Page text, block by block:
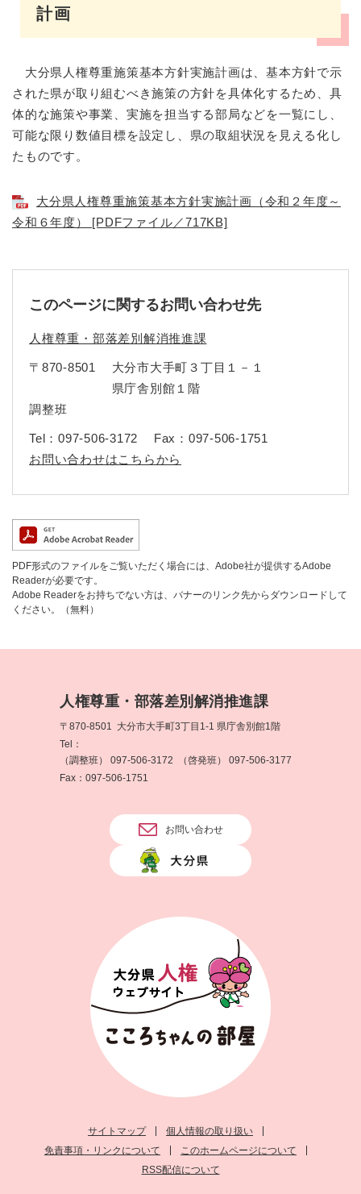
計画
大分県人権尊重施策基本方針実施計画は、基本方針で示
された県が取り組むべき施策の方針を具体化するため、具
体的な施策や事業、実施を担当する部局などを一覧にし、
可能な限り数値目標を設定し、県の取組状況を見える化し
たものです。
大分県人権尊重施策基本方針実施計画（令和２年度～
令和６年度） [PDFファイル／717KB]
このページに関するお問い合わせ先
人権尊重・部落差別解消推進課
〒870-8501
大分市大手町３丁目１－１
県庁舎別館１階
調整班
Tel：097-506-3172
Fax：097-506-1751
お問い合わせはこちらから
PDF形式のファイルをご覧いただく場合には、Adobe社が提供するAdobe
Readerが必要です。
Adobe Readerをお持ちでない方は、バナーのリンク先からダウンロードして
ください。（無料）
人権尊重・部落差別解消推進課
〒870-8501 大分市大手町3丁目1-1 県庁舎別館1階
Tel：
（調整班） 097-506-3172
（啓発班） 097-506-3177
Fax：097-506-1751
お問い合わせ
サイトマップ
個人情報の取り扱い
免責事項・リンクについて
このホームページについて
RSS配信について